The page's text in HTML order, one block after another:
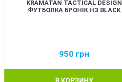
KRAMATAN TACTICAL DESIGN
ФУТБОЛКА БРОНІК НЗ BLACK
950 грн
В КОРЗИНУ